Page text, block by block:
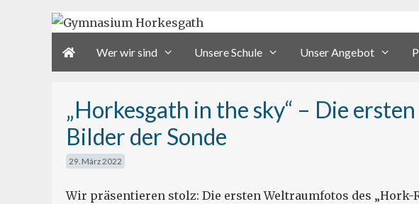
Wer wir sind Unsere Schule Unser Angebot
„Horkesgath in the sky“ – Die
Bilder der Sonde
29. März 2022
Wir präsentieren stolz: Die ersten Weltraumfotos des „Hork-